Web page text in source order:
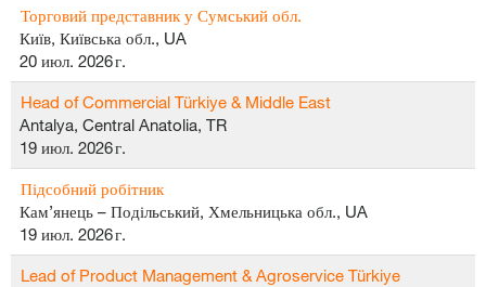
Торговий представник у Сумський обл.
Київ, Київська обл., UA
20 июл. 2026 г.
Head of Commercial Türkiye & Middle East
Antalya, Central Anatolia, TR
19 июл. 2026 г.
Підсобний робітник
Кам’янець – Подільський, Хмельницька обл., UA
19 июл. 2026 г.
Lead of Product Management & Agroservice Türkiye